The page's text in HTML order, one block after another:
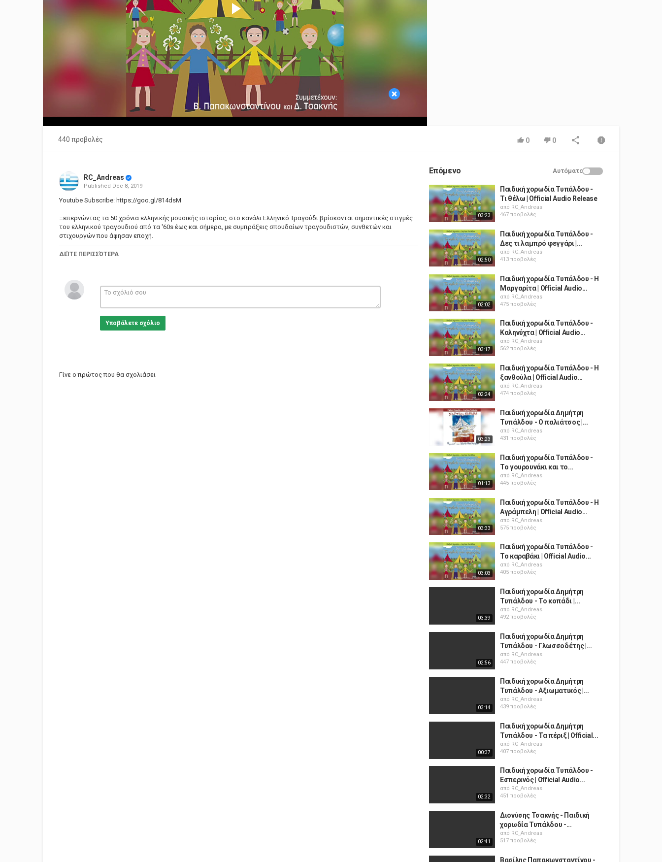
×
Play
Video
440 προβολές 0 0
RC_Andreas
Published Dec 8, 2019
Youtube Subscribe: https://goo.gl/814dsM
Ξεπερνώντας τα 50 χρόνια ελληνικής μουσικής ιστορίας, στο κανάλι Ελληνικό Τραγούδι βρίσκονται σημαντικές στιγμές
του ελληνικού τραγουδιού από τα '60s έως και σήμερα, με συμπράξεις σπουδαίων τραγουδιστών, συνθετών και
στιχουργών που άφησαν εποχή.
Στο κανάλι Ελληνικό Τραγούδι θα βρείτε συγκεντρωμένο έναν από τους σπουδαιότερους και πιο πολυποίκιλους
Κατηγορίες
ΔΕΊΤΕ ΠΕΡΙΣΣΌΤΕΡΑ
Υποβάλετε σχόλιο
Γίνε ο πρώτος που θα σχολιάσει
Επόμενο Αυτόματο
03:23
Παιδική χορωδία Τυπάλδου -
Τι θέλω | Official Audio Release
από RC_Andreas
467 προβολές
02:50
Παιδική χορωδία Τυπάλδου -
Δες τι λαμπρό φεγγάρι |...
από RC_Andreas
413 προβολές
02:02
Παιδική χορωδία Τυπάλδου - Η
Μαργαρίτα | Official Audio...
από RC_Andreas
475 προβολές
03:17
Παιδική χορωδία Τυπάλδου -
Καληνύχτα | Official Audio...
από RC_Andreas
562 προβολές
02:24
Παιδική χορωδία Τυπάλδου - Η
ξανθούλα | Official Audio...
από RC_Andreas
474 προβολές
03:23
Παιδική χορωδία Δημήτρη
Τυπάλδου - Ο παλιάτσος |...
από RC_Andreas
431 προβολές
01:13
Παιδική χορωδία Τυπάλδου -
Το γουρουνάκι και το...
από RC_Andreas
445 προβολές
03:33
Παιδική χορωδία Τυπάλδου - Η
Αγράμπελη | Official Audio...
από RC_Andreas
575 προβολές
03:03
Παιδική χορωδία Τυπάλδου -
Το καραβάκι | Official Audio...
από RC_Andreas
405 προβολές
03:39
Παιδική χορωδία Δημήτρη
Τυπάλδου - Το κοπάδι |...
από RC_Andreas
492 προβολές
02:56
Παιδική χορωδία Δημήτρη
Τυπάλδου - Γλωσσοδέτης |...
από RC_Andreas
447 προβολές
03:14
Παιδική χορωδία Δημήτρη
Τυπάλδου - Αξιωματικός |...
από RC_Andreas
439 προβολές
00:37
Παιδική χορωδία Δημήτρη
Τυπάλδου - Τα πέριξ | Official...
από RC_Andreas
407 προβολές
02:32
Παιδική χορωδία Τυπάλδου -
Εσπερινός | Official Audio...
από RC_Andreas
451 προβολές
02:41
Διονύσης Τσακνής - Παιδική
χορωδία Τυπάλδου -...
από RC_Andreas
517 προβολές
Βασίλης Παπακωνσταντίνου -